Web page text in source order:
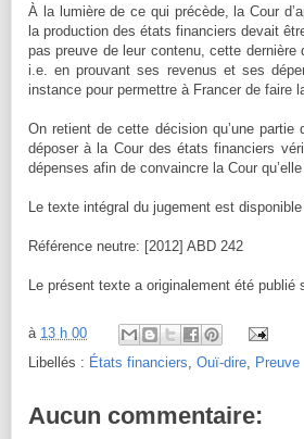
À la lumière de ce qui précède, la Cour
la production des états financiers devait
pas preuve de leur contenu, cette
i.e. en prouvant ses revenus et ses
instance pour permettre à Francer de faire
On retient de cette décision qu’une
déposer à la Cour des états financiers
dépenses afin de convaincre la Cour
Le texte intégral du jugement est
Référence neutre: [2012] ABD 242
Le présent texte a originalement été
à 13 h 00
Libellés : États financiers Ouï-dire Preuve
Aucun commentaire: